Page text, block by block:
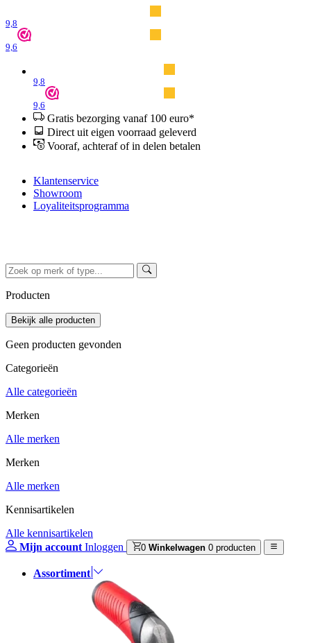
9,8
9,6
9,8
9,6
Gratis bezorging vanaf 100 euro*
Direct uit eigen voorraad geleverd
Vooraf, achteraf of in delen betalen
Klantenservice
Showroom
Loyaliteitsprogramma
Producten
Geen producten gevonden
Categorieën
Alle categorieën
Merken
Alle merken
Merken
Alle merken
Kennisartikelen
Alle kennisartikelen
Mijn account Inloggen 0 Winkelwagen 0 producten
Assortiment